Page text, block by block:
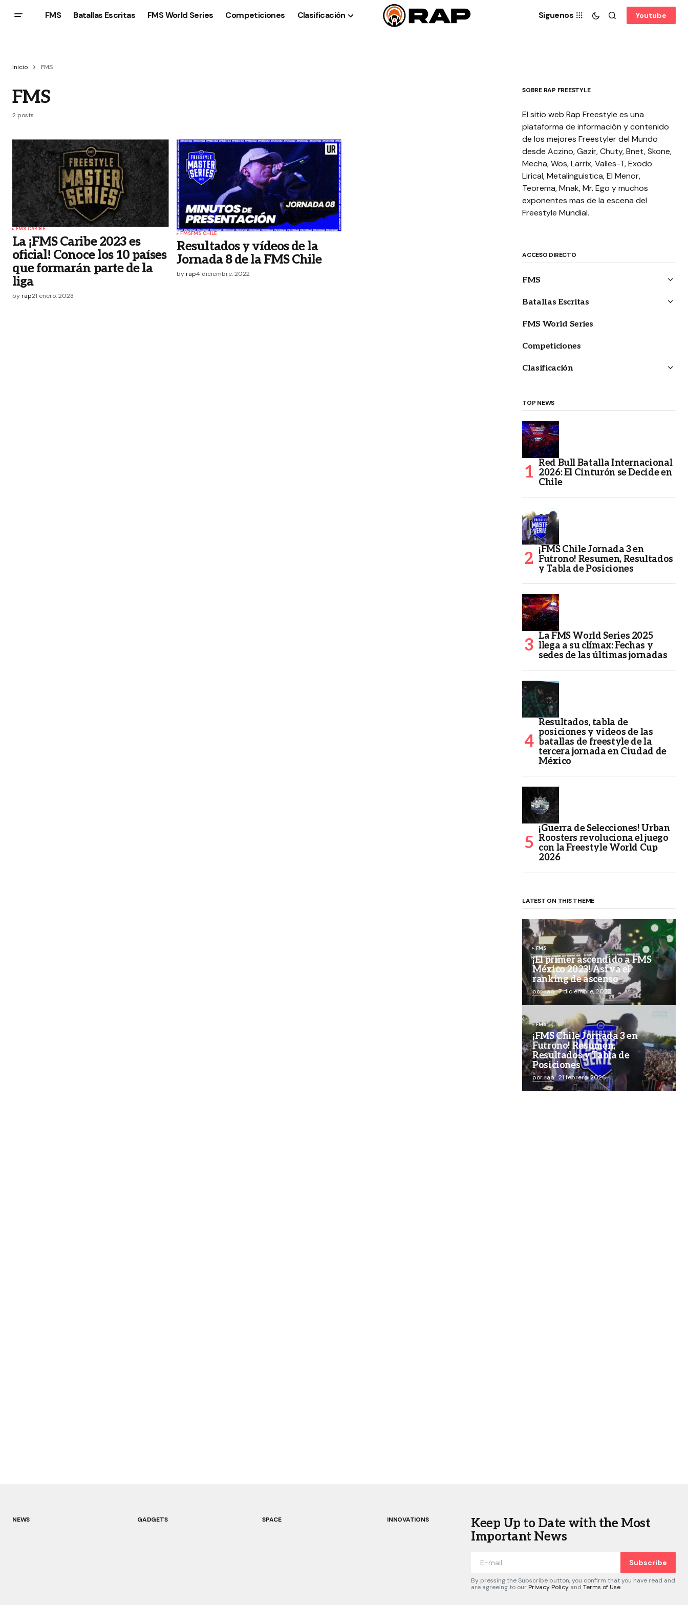
FMS Batallas Escritas FMS World Series Competiciones Clasificación Siguenos Youtube
Inicio FMS
FMS
2 posts
FMS CARIBE
La ¡FMS Caribe 2023 es
oficial! Conoce los 10 países
que formarán parte de la
liga
byrap21 enero, 2023
FMSFMS CHILE
Resultados y vídeos de la
Jornada 8 de la FMS Chile
by rap4 diciembre, 2022
SOBRE RAP FREESTYLE
El sitio web Rap Freestyle es una
plataforma de información y contenido
de los mejores Freestyler del Mundo
desde Aczino, Gazir, Chuty, Bnet, Skone,
Mecha, Wos, Larrix, Valles-T, Exodo
Lirical, Metalinguistica, El Menor,
Teorema, Mnak, Mr. Ego y muchos
exponentes mas de la escena del
Freestyle Mundial.
ACCESO DIRECTO
FMS
Batallas Escritas
FMS World Series
Competiciones
Clasificación
TOP NEWS
Red Bull Batalla Internacional
2026: El Cinturón se Decide en
Chile
¡FMS Chile Jornada 3 en
Futrono! Resumen, Resultados
y Tabla de Posiciones
La FMS World Series 2025
llega a su clímax: Fechas y
sedes de las últimas jornadas
Resultados, tabla de
posiciones y videos de las
batallas de freestyle de la
tercera jornada en Ciudad de
México
¡Guerra de Selecciones! Urban
Roosters revoluciona el juego
con la Freestyle World Cup
2026
LATEST ON THIS THEME
FMS
¡El primer ascendido a FMS
México 2023! Así va el
ranking de ascenso
por rap 7 diciembre, 2022
FMS
¡FMS Chile Jornada 3 en
Futrono! Resumen,
Resultados y Tabla de
Posiciones
por rap 21 febrero, 2026
NEWS GADGETS SPACE INNOVATIONS
Keep Up to Date with the Most
Important News
Subscribe
By pressing the Subscribe button, you confirm that you have read and
are agreeing to ourPrivacy Policy and Terms of Use